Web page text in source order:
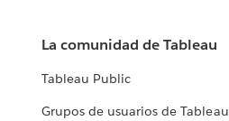
La comunidad de Tableau
Tableau Public
Grupos de usuarios de Tableau